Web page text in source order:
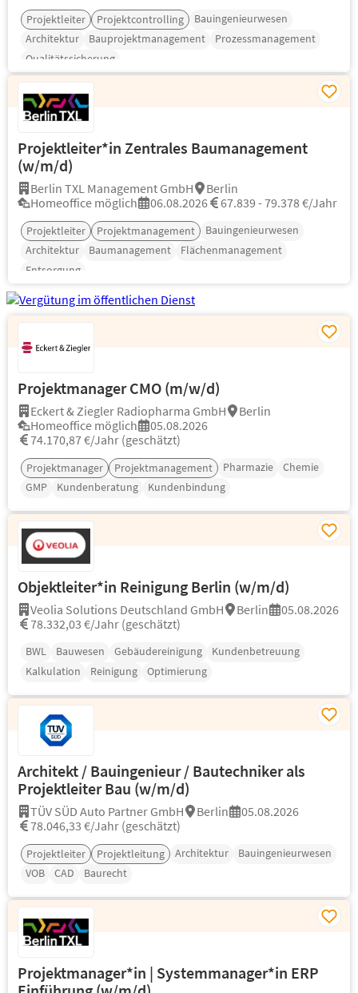
Projektleiter Projektcontrolling
Bauingenieurwesen
Architektur
Bauprojektmanagement
Prozessmanagement
Qualitätssicherung
Projektleiter*in Zentrales Baumanagement
(w/m/d)
Berlin TXL Management GmbH
Berlin
Homeoffice möglich
06.08.2026 67.839 - 79.378 €/Jahr
Projektleiter Projektmanagement
Bauingenieurwesen
Architektur
Baumanagement
Flächenmanagement
Entsorgung
Projektmanager CMO (m/w/d)
Eckert & Ziegler Radiopharma GmbH
Berlin
Homeoffice möglich
05.08.2026
74.170,87 €/Jahr (geschätzt)
Projektmanager Projektmanagement Pharmazie
Chemie
GMP
Kundenberatung Kundenbindung
Objektleiter*in Reinigung Berlin (w/m/d)
Veolia Solutions Deutschland GmbH Berlin
05.08.2026
78.332,03 €/Jahr (geschätzt)
BWL Bauwesen Gebäudereinigung
Kundenbetreuung
Kalkulation
Reinigung Optimierung
Architekt / Bauingenieur / Bautechniker als
Projektleiter Bau (w/m/d)
TÜV SÜD Auto Partner GmbH Berlin
05.08.2026
78.046,33 €/Jahr (geschätzt)
Projektleiter Projektleitung Architektur
Bauingenieurwesen
VOB
CAD Baurecht
Projektmanager*in | Systemmanager*in ERP